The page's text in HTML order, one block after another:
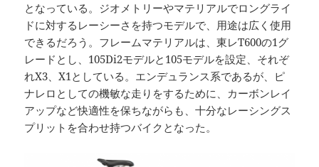
となっている。ジオメトリーやマテリアルでロングライ
ドに対するレーシーさを持つモデルで、用途は広く使用
できるだろう。フレームマテリアルは、東レT600の1グ
レードとし、105Di2モデルと105モデルを設定、それぞ
れX3、X1としている。エンデュランス系であるが、ピ
ナレロとしての機敏な走りをするために、カーボンレイ
アップなど快適性を保ちながらも、十分なレーシングス
プリットを合わせ持つバイクとなった。